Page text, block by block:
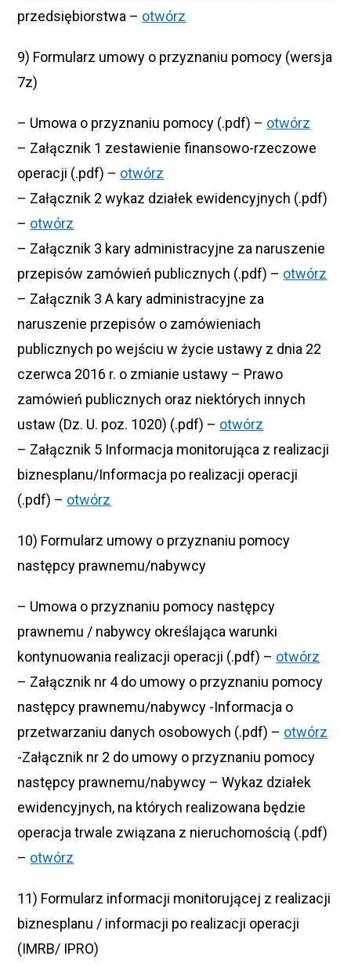
przedsiębiorstwa – otwórz
9) Formularz umowy o przyznaniu pomocy (wersja
7z)
– Umowa o przyznaniu pomocy (.pdf) – otwórz
– Załącznik 1 zestawienie finansowo-rzeczowe
operacji (.pdf) – otwórz
– Załącznik 2 wykaz działek ewidencyjnych (.pdf)
– otwórz
– Załącznik 3 kary administracyjne za naruszenie
przepisów zamówień publicznych (.pdf) – otwórz
– Załącznik 3 A kary administracyjne za
naruszenie przepisów o zamówieniach
publicznych po wejściu w życie ustawy z dnia 22
czerwca 2016 r. o zmianie ustawy – Prawo
zamówień publicznych oraz niektórych innych
ustaw (Dz. U. poz. 1020) (.pdf) – otwórz
– Załącznik 5 Informacja monitorująca z realizacji
biznesplanu/Informacja po realizacji operacji
(.pdf) – otwórz
10) Formularz umowy o przyznaniu pomocy
następcy prawnemu/nabywcy
– Umowa o przyznaniu pomocy następcy
prawnemu / nabywcy określająca warunki
kontynuowania realizacji operacji (.pdf) – otwórz
– Załącznik nr 4 do umowy o przyznaniu pomocy
następcy prawnemu/nabywcy -Informacja o
przetwarzaniu danych osobowych (.pdf) – otwórz
-Załącznik nr 2 do umowy o przyznaniu pomocy
następcy prawnemu/nabywcy – Wykaz działek
ewidencyjnych, na których realizowana będzie
operacja trwale związana z nieruchomością (.pdf)
– otwórz
11) Formularz informacji monitorującej z realizacji
biznesplanu / informacji po realizacji operacji
(IMRB/ IPRO)